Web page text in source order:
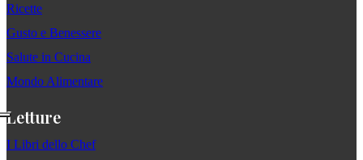
Ricette
Gusto e Benessere
Salute in Cucina
Mondo Alimentare
Letture
I Libri dello Chef